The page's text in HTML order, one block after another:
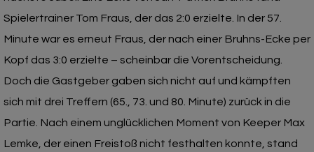
Spielertrainer Tom Fraus, der das 2:0 erzielte. In der 57.
Minute war es erneut Fraus, der nach einer Bruhns-Ecke per
Kopf das 3:0 erzielte – scheinbar die Vorentscheidung.
Doch die Gastgeber gaben sich nicht auf und kämpften
sich mit drei Treffern (65., 73. und 80. Minute) zurück in die
Partie. Nach einem unglücklichen Moment von Keeper Max
Lemke, der einen Freistoß nicht festhalten konnte, stand